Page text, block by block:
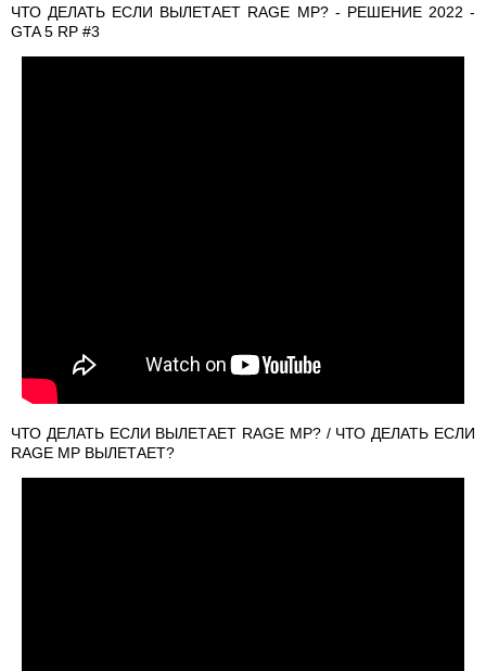
ЧТО ДЕЛАТЬ ЕСЛИ ВЫЛЕТАЕТ RAGE MP? - РЕШЕНИЕ 2022 -
GTA 5 RP #3
ЧТО ДЕЛАТЬ ЕСЛИ ВЫЛЕТАЕТ RAGE MP? / ЧТО ДЕЛАТЬ ЕСЛИ
RAGE MP ВЫЛЕТАЕТ?